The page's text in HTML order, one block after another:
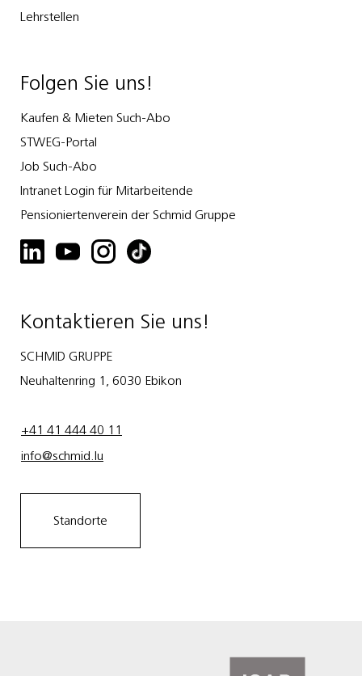
Lehrstellen
Folgen Sie uns!
Kaufen & Mieten Such-Abo
STWEG-Portal
Job Such-Abo
Intranet Login für Mitarbeitende
Pensioniertenverein der Schmid Gruppe
Kontaktieren Sie uns!
SCHMID GRUPPE
Neuhaltenring 1, 6030 Ebikon
+41 41 444 40 11
info@schmid.lu
Standorte